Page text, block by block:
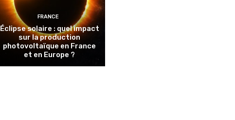
FRANCE
Éclipse solaire : quel impact
sur la production
photovoltaïque en France
et en Europe ?